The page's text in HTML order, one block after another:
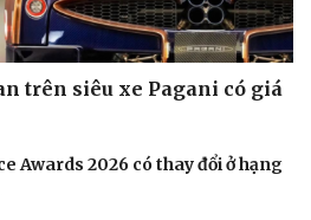
trên siêu xe Pagani có giá
Awards 2026 có thay đổi ở hạng